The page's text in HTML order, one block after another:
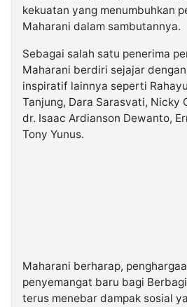
kekuatan yang menumbuhkan
Maharani dalam sambutannya.
Sebagai salah satu penerima
Maharani berdiri sejajar
inspiratif lainnya seperti
Tanjung, Dara Sarasvati, Nicky
dr. Isaac Ardianson Dewanto,
Tony Yunus.
Maharani berharap,
penyemangat baru bagi
terus menebar dampak sosial